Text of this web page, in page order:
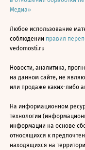
Медиа»
Любое использование
соблюдении правил
vedomosti.ru
Новости, аналитика,
на данном сайте, не
или продаже каких-либо
На информационном
технологии
информации на основе
относящихся к
находящихся на